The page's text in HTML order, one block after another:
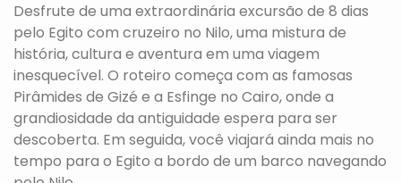
Desfrute de uma extraordinária excursão de 8 dias
pelo Egito com cruzeiro no Nilo, uma mistura de
história, cultura e aventura em uma viagem
inesquecível. O roteiro começa com as famosas
Pirâmides de Gizé e a Esfinge no Cairo, onde a
grandiosidade da antiguidade espera para ser
descoberta. Em seguida, você viajará ainda mais no
tempo para o Egito a bordo de um barco navegando